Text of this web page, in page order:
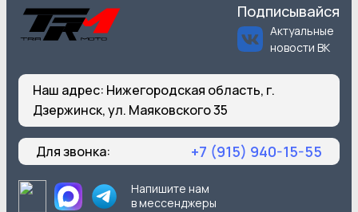
Подписывайся
Актуальные
новости ВК
Наш адрес: Нижегородская область, г.
Дзержинск, ул. Маяковского 35
Для звонка: +7 (915) 940-15-55
Напишите нам
в мессенджеры